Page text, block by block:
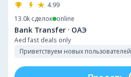
4.99
13.0k сделок online
Bank Transfer · ОАЭ
Aed fast deals only
Приветствуем новых пользователей